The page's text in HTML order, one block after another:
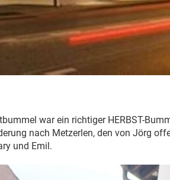
war ein richtiger HERBST-
nach Metzerlen, den von Jörg
und Emil.